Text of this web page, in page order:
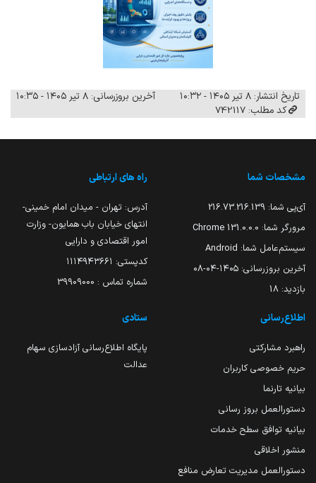
تاریخ انتشار: ۸ تیر ۱۴۰۵ - ۱۰:۳۲
آخرین بروزرسانی: ۸ تیر ۱۴۰۵ - ۱۰:۳۵
کد مطلب: 742117
مشخصات شما
آی‌پی شما: 216.73.216.139
مرورگر شما: 131.0.0.0 Chrome
سیستم‌عامل شما: Android
آخرین بروزرسانی: ۱۴۰۵-۰۴-۰۸
بازدید: 18
راه های ارتباطی
آدرس: تهران - میدان امام خمینی-
انتهای خیابان باب همایون- وزارت
امور اقتصادی و دارایی
کدپستی: ۱۱۱۴۹۴۳۶۶۱
شماره تماس : 39909000
اطلاع‌رسانی
راهبرد مشارکتی
حریم خصوصی کاربران
بیانیه تارنما
دستورالعمل بروز رسانی
بیانیه توافق سطح خدمات
منشور اخلاقی
دستورالعمل مدیریت تعارض منافع
ستادی
پایگاه اطلاع‌رسانی آزادسازی سهام
عدالت